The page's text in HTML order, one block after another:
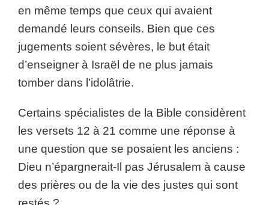
en même temps que ceux qui avaient
demandé leurs conseils. Bien que ces
jugements soient sévères, le but était
d’enseigner à Israël de ne plus jamais
tomber dans l’idolâtrie.
Certains spécialistes de la Bible considèrent
les versets 12 à 21 comme une réponse à
une question que se posaient les anciens :
Dieu n’épargnerait-Il pas Jérusalem à cause
des prières ou de la vie des justes qui sont